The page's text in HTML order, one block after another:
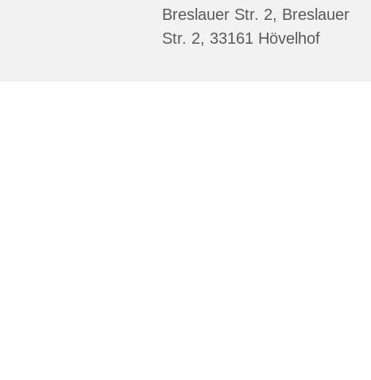
Breslauer Str. 2, Breslauer
Str. 2, 33161 Hövelhof